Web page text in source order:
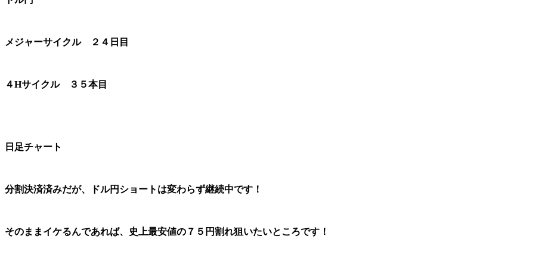
メジャーサイクル ２４日目
４Hサイクル ３５本目
日足チャート
分割決済済みだが、ドル円ショートは変わらず継続中です！
そのままイケるんであれば、史上最安値の７５円割れ狙いたいところです！